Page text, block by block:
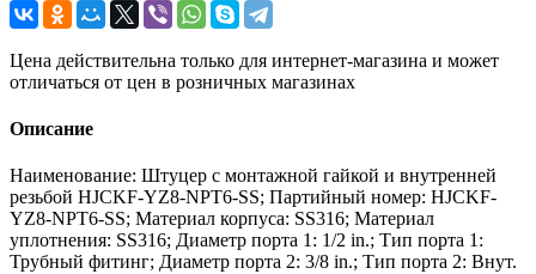
Цена действительна только для интернет-магазина и может
отличаться от цен в розничных магазинах
Описание
Наименование: Штуцер с монтажной гайкой и внутренней
резьбой HJCKF-YZ8-NPT6-SS; Партийный номер: HJCKF-
YZ8-NPT6-SS; Материал корпуса: SS316; Материал
уплотнения: SS316; Диаметр порта 1: 1/2 in.; Тип порта 1:
Трубный фитинг; Диаметр порта 2: 3/8 in.; Тип порта 2: Внут.